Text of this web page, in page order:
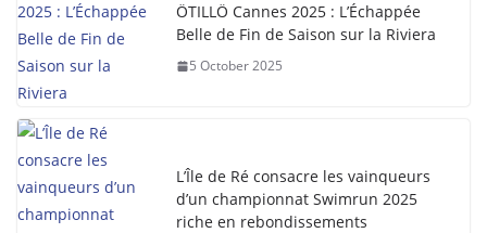
ÖTILLÖ Cannes 2025 : L’Échappée
Belle de Fin de Saison sur la Riviera
5 October 2025
L’Île de Ré consacre les vainqueurs
d’un championnat Swimrun 2025
riche en rebondissements